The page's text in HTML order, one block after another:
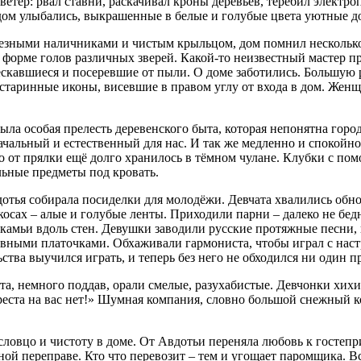
улыбались, выкрашенные в белые и голубые цвета
наличниками и чистым крыльцом, дом помнил
голов различных зверей. Какой-то неизвестный мастер
и посеревшие от пыли. О доме заботились.
иконы, висевшие в правом углу от входа в дом.
особая прелесть деревенского быта, которая непонятна
и естественный для нас. И так же медленно и
от прялки ещё долго хранилось в тёмном чулане. Клубки с
предметы под кровать.
собирала посиделки для молодёжи. Девчата хвалились
– алые и голубые ленты. Приходили парни – далеко не
вдоль стен. Девушки заводили русские протяжные
платочками. Обхаживали гармониста, чтобы играл с
выучился играть, и теперь без него не обходился ни один
немного поддав, орали смелые, разухабистые. Девчонки
на вас нет!» Шумная компания, словно большой снежный
и чистоту в доме. От Авдотьи переняла любовь к
переправе. Кто что перевозит – тем и угощает паромщика.